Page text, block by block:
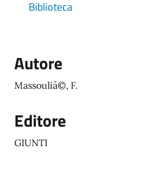
Biblioteca
Autore
Massouliã©, F.
Editore
GIUNTI